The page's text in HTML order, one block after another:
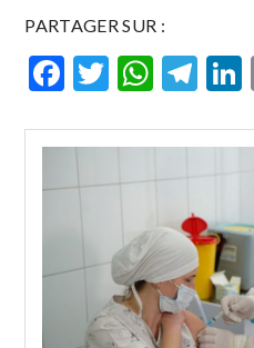
PARTAGER SUR :
Facebook
Twitter